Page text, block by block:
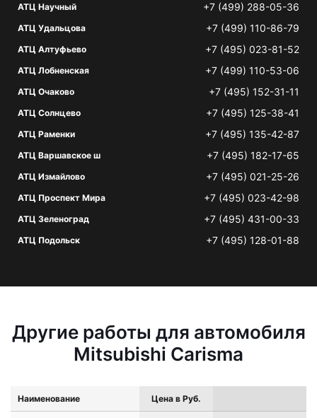
АТЦ Научный +7 (499) 288-05-36
АТЦ Удальцова +7 (499) 110-86-79
АТЦ Алтуфьево +7 (495) 023-81-52
АТЦ Лобненская +7 (499) 110-53-06
АТЦ Очаково +7 (495) 152-31-11
АТЦ Солнцево +7 (495) 125-38-41
АТЦ Раменки +7 (495) 135-42-87
АТЦ Варшавское ш +7 (495) 182-17-65
АТЦ Измайлово +7 (495) 021-25-26
АТЦ Проспект Мира +7 (495) 023-42-98
АТЦ Зеленоград +7 (495) 431-00-33
АТЦ Подольск +7 (495) 128-01-88
Другие работы для автомобиля
Mitsubishi Carisma
Наименование Цена в Руб.